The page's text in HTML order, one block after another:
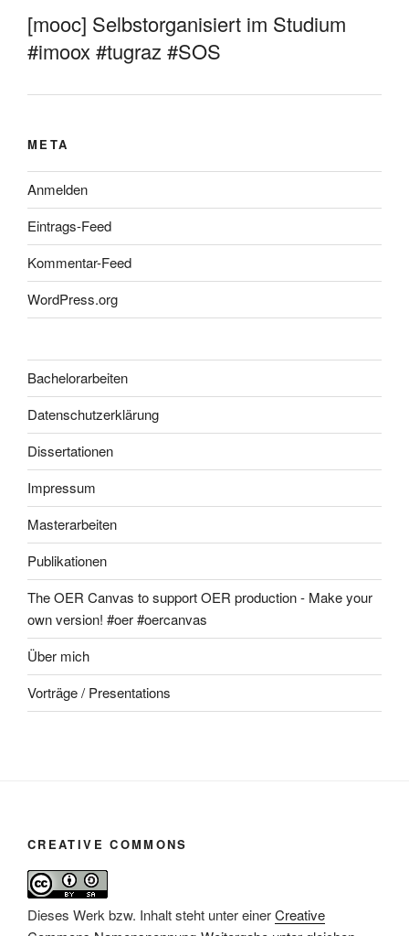
[mooc] Selbstorganisiert im Studium
#imoox #tugraz #SOS
META
Anmelden
Eintrags-Feed
Kommentar-Feed
WordPress.org
Bachelorarbeiten
Datenschutzerklärung
Dissertationen
Impressum
Masterarbeiten
Publikationen
The OER Canvas to support OER production - Make your
own version! #oer #oercanvas
Über mich
Vorträge / Presentations
CREATIVE COMMONS
Dieses Werk bzw. Inhalt steht unter einerCreative